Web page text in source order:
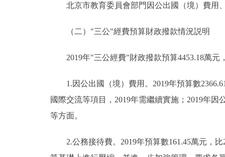
北京市教育委員會部門因公出國（境）費用、
（二）"三公"經費預算財政撥款情況説明
2019年"三公經費"財政撥款預算4453.18萬元
1.因公出國（境）費用。2019年預算數
國際交流等項目，2019年需繼續實施；2019年
等方面。
2.公務接待費。2019年預算數161.45萬元，比